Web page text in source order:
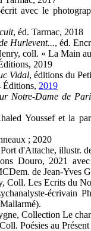
avec le
, éd. Tarmac, 2018
Hurlevent..., éd.
coll. « La Main
2019
Vidal, éditions du
Éditions, 2019
Notre-Dame de
Youssef et la
; 2020
d'Attache, illustr.
Douro, 2021 avec
de Jean-Yves
Coll. Les Ecrits du
écrivain
Collection Le
Poésies au